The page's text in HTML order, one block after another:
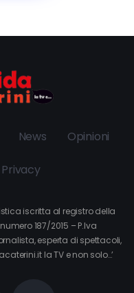
News Opinioni
Privacy
iscritta al registro della
187/2015 – P.Iva
esperta di spettacoli,
la TV e non solo…’